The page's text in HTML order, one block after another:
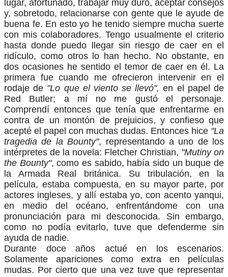
lugar, afortunado, trabajar muy duro, aceptar consejos
y, sobretodo, relacionarse con gente que le ayude de
buena fe. En esto yo he tenido siempre mucha suerte
con mis colaboradores. Tengo usualmente el criterio
hasta donde puedo llegar sin riesgo de caer en el
ridículo, como otros lo han hecho. No obstante, en
dos ocasiones he sentido el temor de caer en él. La
primera fue cuando me ofrecieron intervenir en el
rodaje de "Lo que el viento se llevó", en el papel de
Red Butler; a mí no me gustó el personaje.
Comprendí entonces que tenía que enfrentarme en
contra de un montón de prejuicios, y confieso que
acepté el papel con muchas dudas. Entonces hice "La
tragedia de la Bounty", representando a uno de los
intérpretes de la novela: Fletcher Christian, "Mutiny on
the Bounty", como es sabido, había sido un buque de
la Armada Real británica. Su tribulación, en la
película, estaba compuesta, en su mayor parte, por
actores ingleses, y allí estaba yo, con acento yanqui,
en medio del océano, enfrentándome con una
pronunciación para mi desconocida. Sin embargo,
como no podía evitarlo, tuve que defenderme sin
ayuda de nadie.
Durante doce años actué en los escenarios.
Solamente apariciones como extra en películas
mudas. Por cierto que una vez tuve que representar